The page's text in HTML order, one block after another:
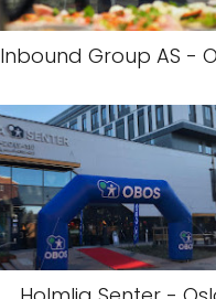
Inbound Group AS -